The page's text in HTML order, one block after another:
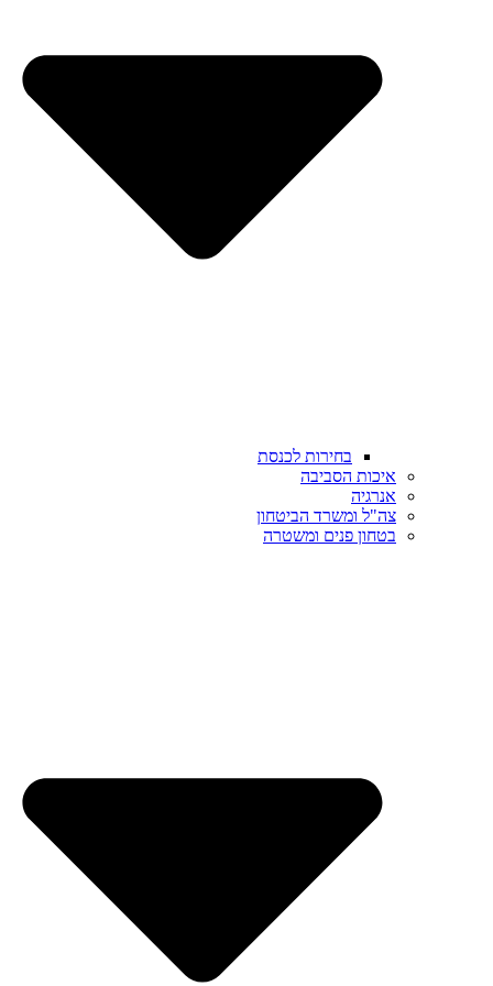
בחירות לכנסת
איכות הסביבה
אנרגיה
צה"ל ומשרד הביטחון
בטחון פנים ומשטרה